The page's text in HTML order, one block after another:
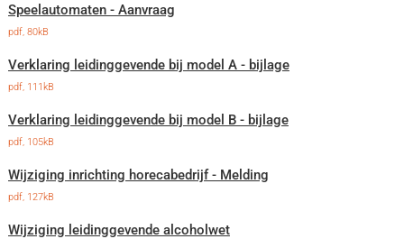
Speelautomaten - Aanvraag
pdf, 80kB
Verklaring leidinggevende bij model A - bijlage
pdf, 111kB
Verklaring leidinggevende bij model B - bijlage
pdf, 105kB
Wijziging inrichting horecabedrijf - Melding
pdf, 127kB
Wijziging leidinggevende alcoholwet